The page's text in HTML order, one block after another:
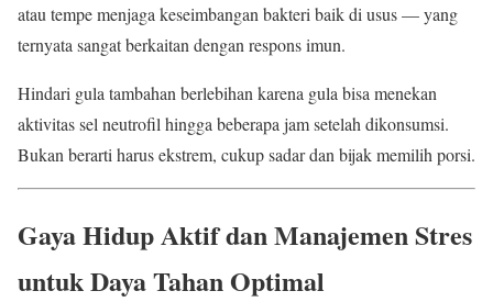
atau tempe menjaga keseimbangan bakteri baik di usus — yang
ternyata sangat berkaitan dengan respons imun.
Hindari gula tambahan berlebihan karena gula bisa menekan
aktivitas sel neutrofil hingga beberapa jam setelah dikonsumsi.
Bukan berarti harus ekstrem, cukup sadar dan bijak memilih porsi.
Gaya Hidup Aktif dan Manajemen Stres
untuk Daya Tahan Optimal